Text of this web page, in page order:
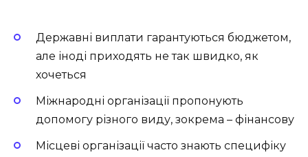
Державні виплати гарантуються бюджетом,
але іноді приходять не так швидко, як
хочеться
Міжнародні організації пропонують
допомогу різного виду, зокрема – фінансову
Місцеві організації часто знають специфіку